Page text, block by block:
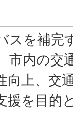
スを補完
市内の交
向上、交
援を目的